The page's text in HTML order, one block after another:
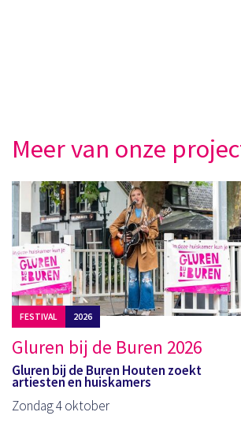
Meer van onze
FESTIVAL 2026
Gluren bij de Buren 2026
Gluren bij de Buren Houten zoekt
artiesten en huiskamers
Zondag 4 oktober